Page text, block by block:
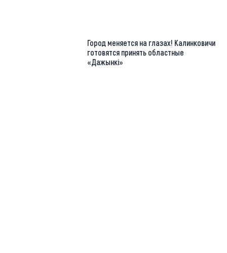
Город меняется на глазах! Калинковичи
готовятся принять областные
«Дажынкі»